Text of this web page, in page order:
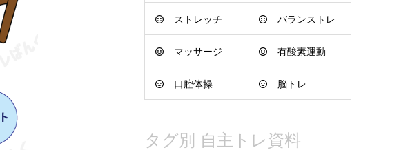
ストレッチ バランストレ
ーニング
マッサージ 有酸素運動
口腔体操 脳トレ
タグ別 自主トレ資料